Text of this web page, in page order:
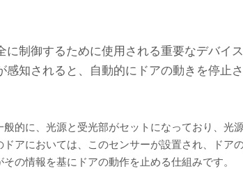
制御するために使用される重要なデバイ
知されると、自動的にドアの動きを停止
的に、光源と受光部がセットになっており、光
アにおいては、このセンサーが設置され、ドア
の情報を基にドアの動作を止める仕組みです。